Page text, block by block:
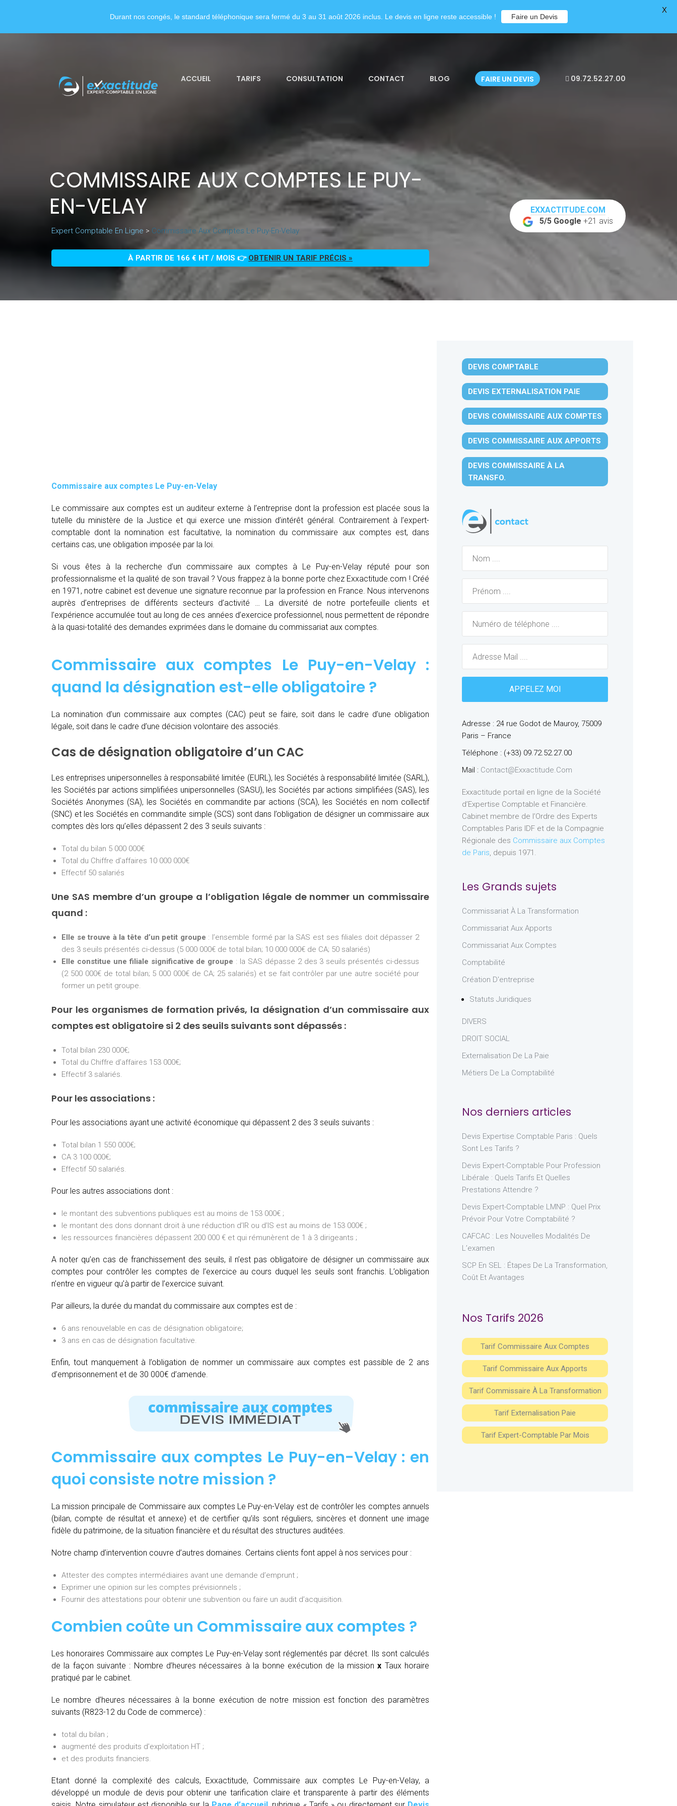
ACCUEIL TARIFS CONSULTATION CONTACT BLOG FAIRE UN DEVIS 09.72.52.27.00
COMMISSAIRE AUX COMPTES LE PUY-
EN-VELAY
Expert Comptable En Ligne > Commissaire Aux Comptes Le Puy-En-Velay
À PARTIR DE 166 € HT / MOIS 👉 OBTENIR UN TARIF PRÉCIS »
EXXACTITUDE.COM
5/5 Google +21 avis
Commissaire aux comptes Le Puy-en-Velay
Le commissaire aux comptes est un auditeur externe à l’entreprise dont la profession est placée sous la
tutelle du ministère de la Justice et qui exerce une mission d’intérêt général. Contrairement à l’expert-
comptable dont la nomination est facultative, la nomination du commissaire aux comptes est, dans
certains cas, une obligation imposée par la loi.
Si vous êtes à la recherche d’un commissaire aux comptes à Le Puy-en-Velay réputé pour son
professionnalisme et la qualité de son travail ? Vous frappez à la bonne porte chez Exxactitude.com ! Créé
en 1971, notre cabinet est devenue une signature reconnue par la profession en France. Nous intervenons
auprès d’entreprises de différents secteurs d’activité … La diversité de notre portefeuille clients et
l’expérience accumulée tout au long de ces années d’exercice professionnel, nous permettent de répondre
à la quasi-totalité des demandes exprimées dans le domaine du commissariat aux comptes.
Commissaire aux comptes Le Puy-en-Velay :
quand la désignation est-elle obligatoire ?
La nomination d’un commissaire aux comptes (CAC) peut se faire, soit dans le cadre d’une obligation
légale, soit dans le cadre d’une décision volontaire des associés.
Cas de désignation obligatoire d’un CAC
Les entreprises unipersonnelles à responsabilité limitée (EURL), les Sociétés à responsabilité limitée (SARL),
les Sociétés par actions simplifiées unipersonnelles (SASU), les Sociétés par actions simplifiées (SAS), les
Sociétés Anonymes (SA), les Sociétés en commandite par actions (SCA), les Sociétés en nom collectif
(SNC) et les Sociétés en commandite simple (SCS) sont dans l’obligation de désigner un commissaire aux
comptes dès lors qu’elles dépassent 2 des 3 seuils suivants :
Total du bilan 5 000 000€
Total du Chiffre d’affaires 10 000 000€
Effectif 50 salariés
Une SAS membre d’un groupe a l’obligation légale de nommer un commissaire
quand :
Elle se trouve à la tête d’un petit groupe : l’ensemble formé par la SAS est ses filiales doit dépasser 2
des 3 seuils présentés ci-dessus (5 000 000€ de total bilan; 10 000 000€ de CA; 50 salariés)
Elle constitue une filiale significative de groupe : la SAS dépasse 2 des 3 seuils présentés ci-dessus
(2 500 000€ de total bilan; 5 000 000€ de CA; 25 salariés) et se fait contrôler par une autre société pour
former un petit groupe.
Pour les organismes de formation privés, la désignation d’un commissaire aux
comptes est obligatoire si 2 des seuils suivants sont dépassés :
Total bilan 230 000€;
Total du Chiffre d’affaires 153 000€;
Effectif 3 salariés.
Pour les associations :
Pour les associations ayant une activité économique qui dépassent 2 des 3 seuils suivants :
Total bilan 1 550 000€;
CA 3 100 000€;
Effectif 50 salariés.
Pour les autres associations dont :
le montant des subventions publiques est au moins de 153 000€ ;
le montant des dons donnant droit à une réduction d’IR ou d’IS est au moins de 153 000€ ;
les ressources financières dépassent 200 000 € et qui rémunèrent de 1 à 3 dirigeants ;
A noter qu’en cas de franchissement des seuils, il n’est pas obligatoire de désigner un commissaire aux
comptes pour contrôler les comptes de l’exercice au cours duquel les seuils sont franchis. L’obligation
n’entre en vigueur qu’à partir de l’exercice suivant.
Par ailleurs, la durée du mandat du commissaire aux comptes est de :
6 ans renouvelable en cas de désignation obligatoire;
3 ans en cas de désignation facultative.
Enfin, tout manquement à l’obligation de nommer un commissaire aux comptes est passible de 2 ans
d’emprisonnement et de 30 000€ d’amende.
Commissaire aux comptes Le Puy-en-Velay : en
quoi consiste notre mission ?
La mission principale de Commissaire aux comptes Le Puy-en-Velay est de contrôler les comptes annuels
(bilan, compte de résultat et annexe) et de certifier qu’ils sont réguliers, sincères et donnent une image
fidèle du patrimoine, de la situation financière et du résultat des structures auditées.
Notre champ d’intervention couvre d’autres domaines. Certains clients font appel à nos services pour :
Attester des comptes intermédiaires avant une demande d’emprunt ;
Exprimer une opinion sur les comptes prévisionnels ;
Fournir des attestations pour obtenir une subvention ou faire un audit d’acquisition.
Combien coûte un Commissaire aux comptes ?
Les honoraires Commissaire aux comptes Le Puy-en-Velay sont réglementés par décret. Ils sont calculés
de la façon suivante : Nombre d’heures nécessaires à la bonne exécution de la missionx Taux horaire
pratiqué par le cabinet.
Le nombre d’heures nécessaires à la bonne exécution de notre mission est fonction des paramètres
suivants (R823-12 du Code de commerce) :
total du bilan ;
augmenté des produits d’exploitation HT ;
et des produits financiers.
Etant donné la complexité des calculs, Exxactitude, Commissaire aux comptes Le Puy-en-Velay, a
développé un module de devis pour obtenir une tarification claire et transparente à partir des éléments
DEVIS COMPTABLE
DEVIS EXTERNALISATION PAIE
DEVIS COMMISSAIRE AUX COMPTES
DEVIS COMMISSAIRE AUX APPORTS
DEVIS COMMISSAIRE À LA
TRANSFO.
Adresse : 24 rue Godot de Mauroy, 75009
Paris – France
Téléphone : (+33) 09.72.52.27.00
Mail : Contact@exxactitude.com
Exxactitude portail en ligne de la Société
d’Expertise Comptable et Financière.
Cabinet membre de l’Ordre des Experts
Comptables Paris IDF et de la Compagnie
Régionale des Commissaire aux Comptes
de Paris, depuis 1971.
Les Grands sujets
Commissariat À La Transformation
Commissariat Aux Apports
Commissariat Aux Comptes
Comptabilité
Création D'entreprise
Statuts Juridiques
DIVERS
DROIT SOCIAL
Externalisation De La Paie
Métiers De La Comptabilité
Nos derniers articles
Devis Expertise Comptable Paris : Quels
Sont Les Tarifs ?
Devis Expert-Comptable Pour Profession
Libérale : Quels Tarifs Et Quelles
Prestations Attendre ?
Devis Expert-Comptable LMNP : Quel Prix
Prévoir Pour Votre Comptabilité ?
CAFCAC : Les Nouvelles Modalités De
L’examen
SCP En SEL : Étapes De La Transformation,
Coût Et Avantages
Nos Tarifs 2026
Tarif Commissaire Aux Comptes
Tarif Commissaire Aux Apports
Tarif Commissaire À La Transformation
Tarif Externalisation Paie
Tarif Expert-Comptable Par Mois
Durant nos congés, le standard téléphonique sera fermé du 3 au 31 août 2026 inclus. Le devis en ligne reste accessible ! Faire un Devis
X